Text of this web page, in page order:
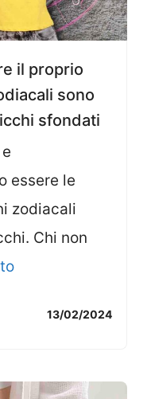
il proprio
sono
sfondati
essere le
zodiacali
Chi non
13/02/2024